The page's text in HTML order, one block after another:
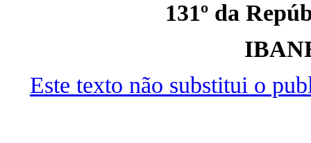
131º da
Este texto não substitui o